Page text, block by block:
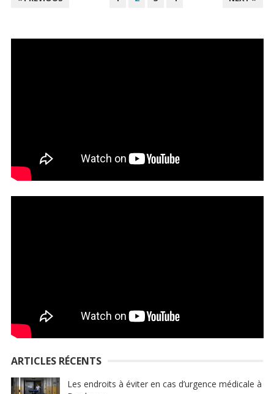
ARTICLES RÉCENTS
Les endroits à éviter en cas d’urgence médicale à